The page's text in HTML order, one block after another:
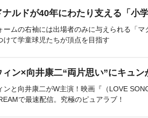
ナルドが40年にわたり支える「小
ームの右袖には出場者のみに与えられる「マ
けて学童球児たちが頂点を目指す
ン×向井康二“両片思い”にキュン
ンと向井康二がW主演！映画『（LOVE
で最速配信。究極のピュアラブ！